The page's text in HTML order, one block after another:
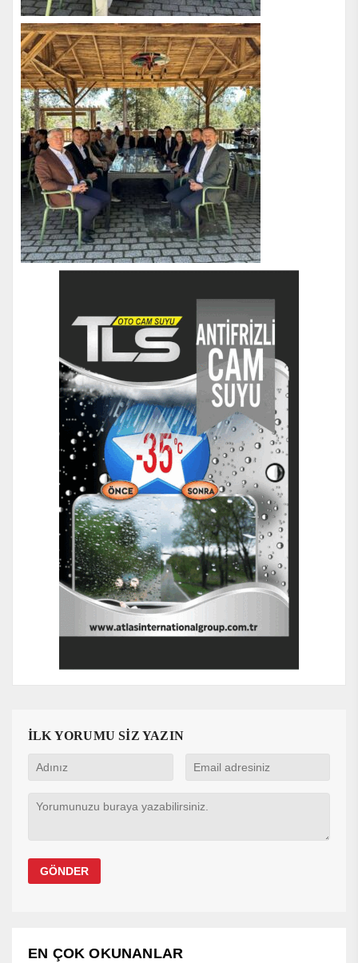
İLK YORUMU SİZ YAZIN
EN ÇOK OKUNANLAR